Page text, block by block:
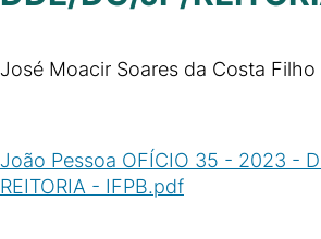
José Moacir Soares da Costa Filho
João Pessoa OFÍCIO 35 - 2023 -
REITORIA - IFPB.pdf